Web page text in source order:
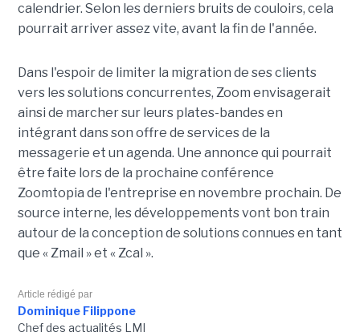
calendrier. Selon les derniers bruits de couloirs, cela
pourrait arriver assez vite, avant la fin de l'année.
Dans l'espoir de limiter la migration de ses clients
vers les solutions concurrentes, Zoom envisagerait
ainsi de marcher sur leurs plates-bandes en
intégrant dans son offre de services de la
messagerie et un agenda. Une annonce qui pourrait
être faite lors de la prochaine conférence
Zoomtopia de l'entreprise en novembre prochain. De
source interne, les développements vont bon train
autour de la conception de solutions connues en tant
que « Zmail » et « Zcal ».
Article rédigé par
Dominique Filippone
Chef des actualités LMI